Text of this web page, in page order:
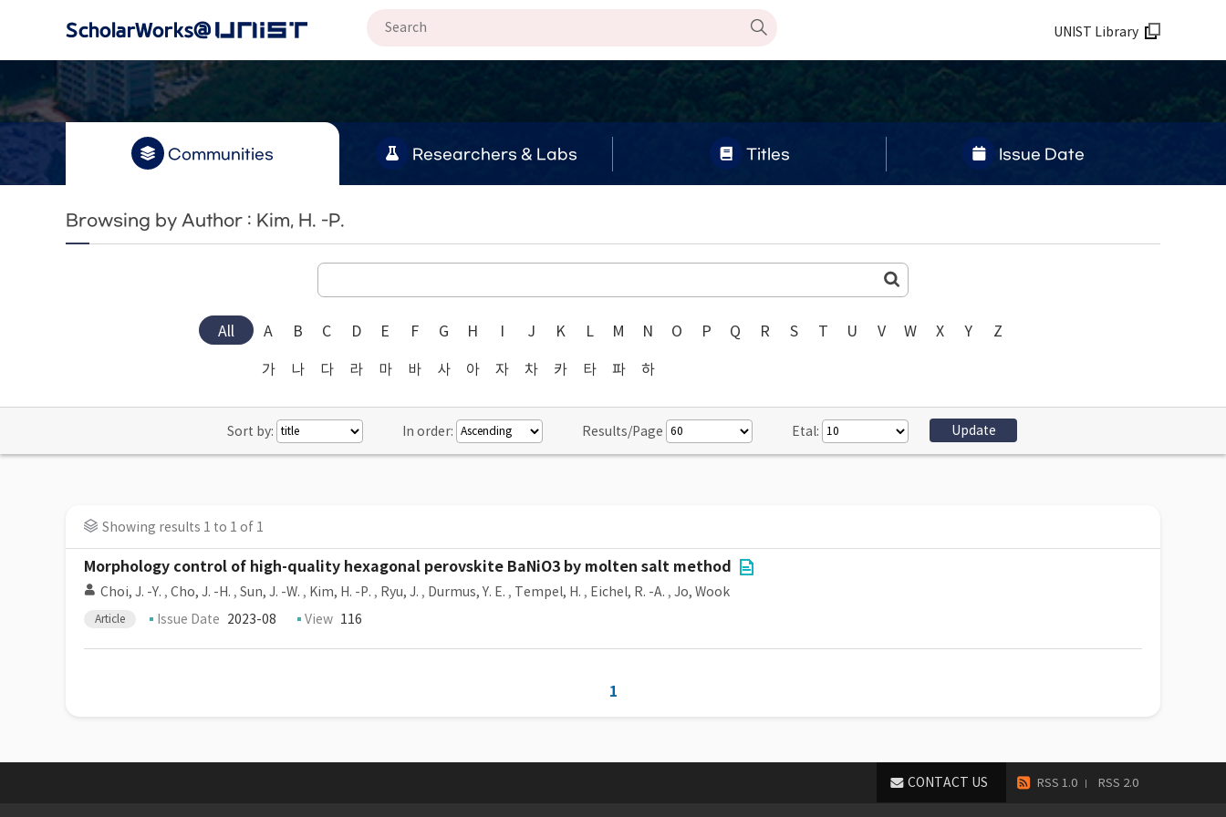
UNIST Library
Communities Researchers & Labs Titles Issue Date
Browsing by Author : Kim, H. -P.
All A B C D E F G H I J K L M N O P Q R S T U V W X Y Z
가 나 다 라 마 바 사 아 자 차 카 타 파 하
Sort by: In order: Results/Page Etal:
Showing results 1 to 1 of 1
Morphology control of high-quality hexagonal perovskite BaNiO3 by molten salt method
Choi, J. -Y. , Cho, J. -H. , Sun, J. -W. , Kim, H. -P. , Ryu, J. , Durmus, Y. E. , Tempel, H. , Eichel, R. -A. , Jo, Wook
Article Issue Date 2023-08 View 116
1
RSS 1.0 RSS 2.0
CONTACT US